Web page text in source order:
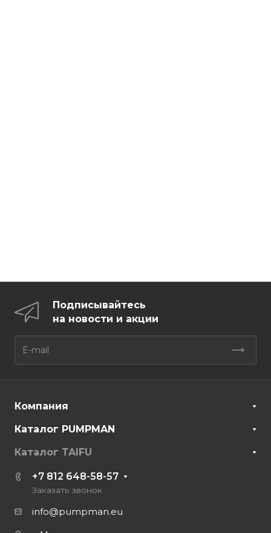
Подписывайтесь
на новости и акции
Компания
Каталог PUMPMAN
Каталог TAIFU
+7 812 648-58-57
Заказать звонок
info@pumpman.eu